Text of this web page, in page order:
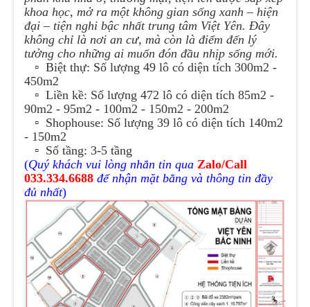
khoa học, mở ra một không gian sống xanh – hiện
đại – tiện nghi bậc nhất trung tâm Việt Yên. Đây
không chỉ là nơi an cư, mà còn là điểm đến lý
tưởng cho những ai muốn đón đầu nhịp sống mới.
▫️Biệt thự: Số lượng 49 lô có diện tích 300m2 -
450m2
▫️Liền kề: Số lượng 472 lô có diện tích 85m2 -
90m2 - 95m2 - 100m2 - 150m2 - 200m2
▫️ Shophouse: Số lượng 39 lô có diện tích 140m2
- 150m2
▫️ Số tầng: 3-5 tầng
(Quý khách vui lòng nhắn tin qua Zalo/Call
033.334.6688 để nhận mặt bằng và thông tin đầy
đủ nhất)